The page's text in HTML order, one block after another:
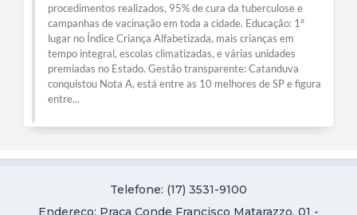
procedimentos realizados, 95% de cura da tuberculose e
campanhas de vacinação em toda a cidade. Educação: 1º
lugar no Índice Criança Alfabetizada, mais crianças em
tempo integral, escolas climatizadas, e várias unidades
premiadas no Estado. Gestão transparente: Catanduva
conquistou Nota A, está entre as 10 melhores de SP e figura
entre...
Telefone: (17) 3531-9100
Endereço: Praça Conde Francisco Matarazzo, 01 -